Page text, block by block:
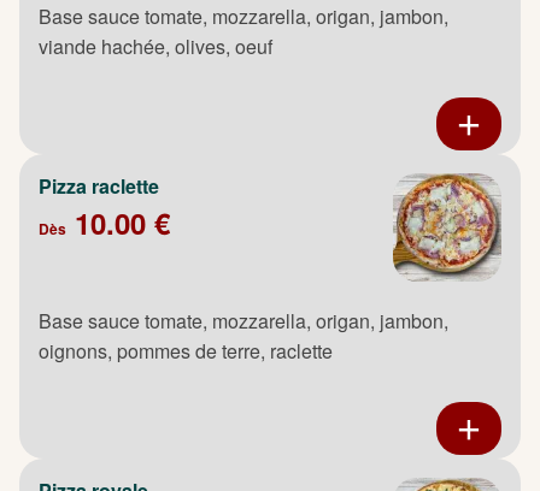
Base sauce tomate, mozzarella, origan, jambon,
viande hachée, olives, oeuf
Pizza raclette
Dès 10.00 €
Base sauce tomate, mozzarella, origan, jambon,
oignons, pommes de terre, raclette